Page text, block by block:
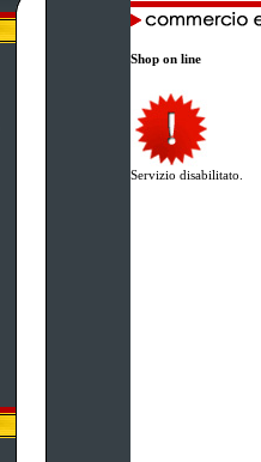
Shop on line
Servizio disabilitato.